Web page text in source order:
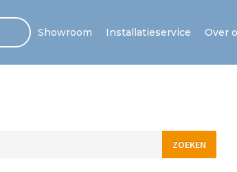
Showroom Installatieservice Over
ZOEKEN